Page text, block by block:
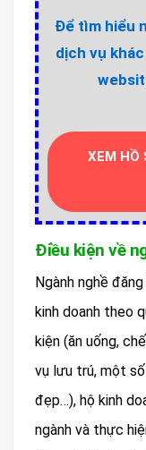
Để tìm hiểu
dịch vụ
XEM HỒ
Điều kiện về
Ngành nghề
kinh doanh theo
kiện (ăn uống,
vụ lưu trú, một
đẹp…), hộ kinh
ngành và thực